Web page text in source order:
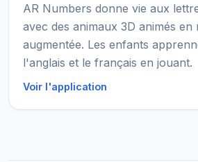
AR Numbers donne vie aux
avec des animaux 3D animés en
augmentée. Les enfants
l'anglais et le français en jouant.
Voir l'application